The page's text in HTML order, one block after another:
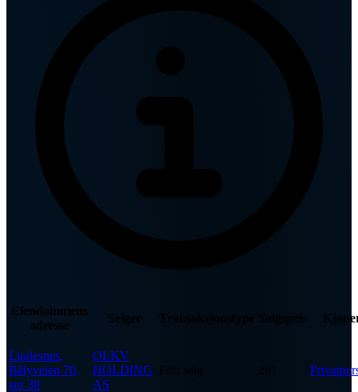
Eiendommens
adresse
Selger Transaksjonstype Salgspris
Lindesnes,
Bålyveien 70,
snr 38
OLKV
HOLDING
AS
Fritt salg